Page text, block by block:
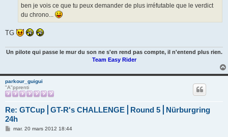
ben je vois ce que tu peux demander de plus irréfutable que le verdict
du chrono...
TG
Un pilote qui passe le mur du son ne s'en rend pas compte, il n'entend plus rien.
Team Easy Rider
parkour_guigui
"A"pprenti
Re: GTCup⎪GT-R's CHALLENGE⎪Round 5⎪Nürburgring
24h
Mmar. 20 mars 2012 18:44